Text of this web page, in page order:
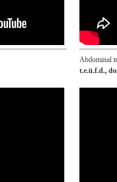
Abdominal
t.e.ü.f.d.,